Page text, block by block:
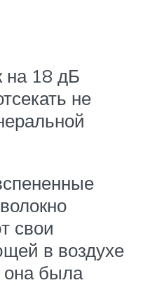
на 18 дБ
не
свои
в воздухе
она была